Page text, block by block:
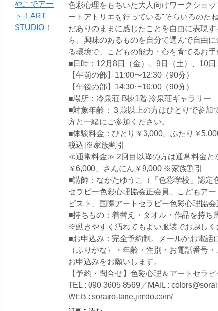
色彩心理をもちいた大人向けワークショ
ートアトリエを行っている"そらいろのた
だありのままに感じたことを自由に表現
ら、興味のあるものを自分で選んで自由
る環境で、こどもの能力・心を育てるお
■日時：12月8日（金）、9日（土）、10日
【午前の部】11:00〜12:30（90分）
【午後の部】14:30〜16:00（90分）
■場所：冷泉荘 B棟1階 冷泉荘ギャラリー
■対象年齢：３歳以上の方はひとりで参加
方と一緒にご参加ください。
■体験料金：ひとり￥3,000、ふたり￥
税込]※家族割引
≪通常料金≫ 2回目以降の方は通常料金と
￥6,000、さんにん￥9,000 ※家族割引
■講師：なかたゆうこ（「色彩学校」認定
セラピー色彩心理協会正会員、こどもア
ピスト、国際アートセラピー色彩心理協
■持ちもの：着替え・タオル・作品を持ち
※動きやすく汚れてもよい服装でお越しく
■お申込み：完全予約制。メールかお電話
（ふりがな）・年齢・性別・お電話番号
お申込みをお願いします。
【予約・問合せ】色彩心理＆アートセラ
TEL : 090 3605 8569／MAIL :
WEB : sorairo-tane.jimdo.com/